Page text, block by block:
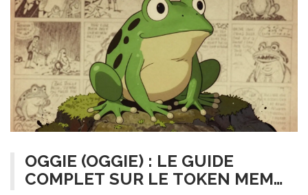
OGGIE (OGGIE) : LE GUIDE
COMPLET SUR LE TOKEN MEME